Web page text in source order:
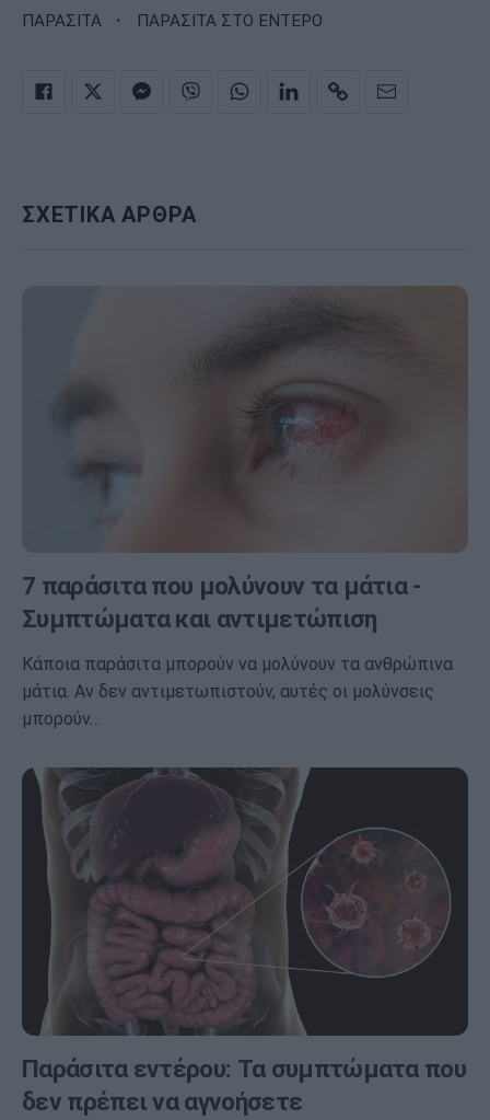
ΠΑΡΑΣΙΤΑ · ΠΑΡΑΣΙΤΑ ΣΤΟ ΕΝΤΕΡΟ
ΣΧΕΤΙΚΑ ΑΡΘΡΑ
7 παράσιτα που μολύνουν τα μάτια -
Συμπτώματα και αντιμετώπιση
Κάποια παράσιτα μπορούν να μολύνουν τα ανθρώπινα
μάτια. Αν δεν αντιμετωπιστούν, αυτές οι μολύνσεις
μπορούν…
Παράσιτα εντέρου: Τα συμπτώματα που
δεν πρέπει να αγνοήσετε